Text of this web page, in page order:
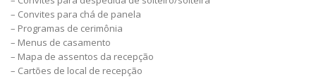
– Convites para chá de panela
– Programas de cerimônia
– Menus de casamento
– Mapa de assentos da recepção
– Cartões de local de recepção